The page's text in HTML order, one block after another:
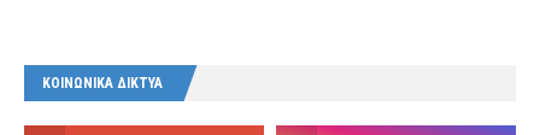
ΚΟΙΝΩΝΙΚΑ ΔΙΚΤΥΑ